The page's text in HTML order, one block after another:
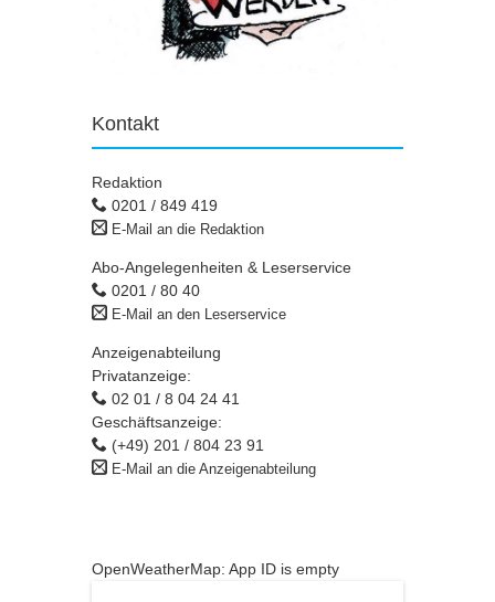
Kontakt
Redaktion
0201 / 849 419
E-Mail an die Redaktion
Abo-Angelegenheiten & Leserservice
0201 / 80 40
E-Mail an den Leserservice
Anzeigenabteilung
Privatanzeige:
02 01 / 8 04 24 41
Geschäftsanzeige:
(+49) 201 / 804 23 91
E-Mail an die Anzeigenabteilung
OpenWeatherMap: App ID is empty